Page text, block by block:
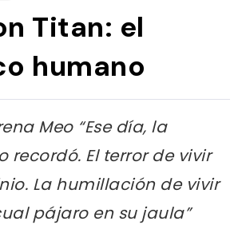
Titan: el
humano
Meo “Ese día, la
El terror de vivir
La humillación de vivir
pájaro en su jaula”